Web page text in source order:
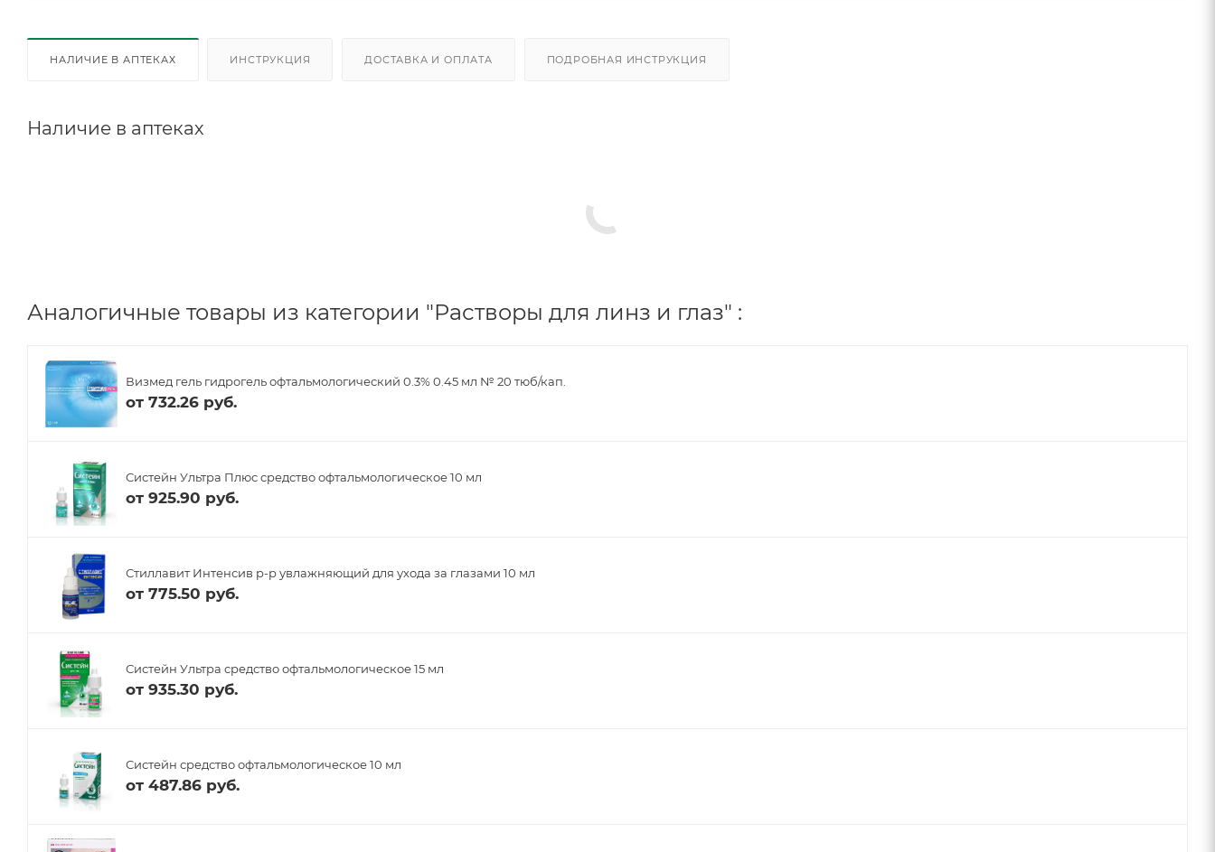
НАЛИЧИЕ В АПТЕКАХ ИНСТРУКЦИЯ ДОСТАВКА И ОПЛАТА ПОДРОБНАЯ ИНСТРУКЦИЯ
Наличие в аптеках
Аналогичные товары из категории "Растворы для линз и глаз" :
Визмед гель гидрогель офтальмологический 0.3% 0.45 мл № 20 тюб/кап.
от 732.26 руб.
Систейн Ультра Плюс средство офтальмологическое 10 мл
от 925.90 руб.
Стиллавит Интенсив р-р увлажняющий для ухода за глазами 10 мл
от 775.50 руб.
Систейн Ультра средство офтальмологическое 15 мл
от 935.30 руб.
Систейн средство офтальмологическое 10 мл
от 487.86 руб.